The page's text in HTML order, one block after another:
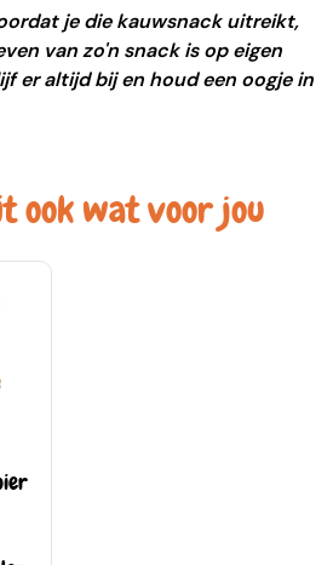
je die kauwsnack uitreikt,
van zo'n snack is op eigen
er altijd bij en houd een oogje in
ook wat voor jou